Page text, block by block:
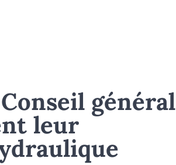
général
leur